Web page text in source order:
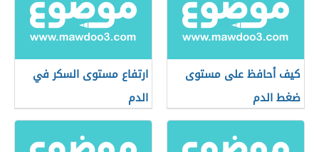
كيف أحافظ على مستوى
ضغط الدم
ارتفاع مستوى السكر في
الدم